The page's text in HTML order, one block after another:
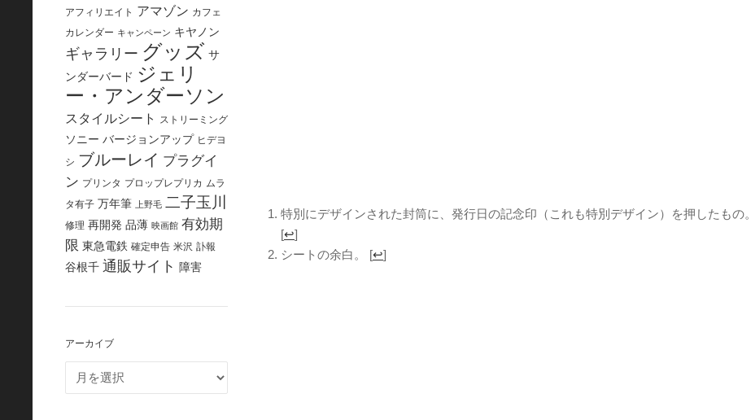
アフィリエイト アマゾン カフェ
カレンダー キャンペーン キヤノン
ギャラリー グッズ サ
ンダーバード ジェリ
ー・アンダーソン
スタイルシート ストリーミング
ソニー バージョンアップ ヒデヨ
シ ブルーレイ プラグイ
ン プリンタ プロップレプリカ ムラ
タ有子 万年筆 上野毛 二子玉川
修理 再開発 品薄 映画館 有効期
限 東急電鉄 確定申告 米沢 訃報
谷根千 通販サイト 障害
アーカイブ
特別にデザインされた封筒に、発行日の記念印（これも特別デザイン）を押したもの。
[↩]
シートの余白。 [↩]